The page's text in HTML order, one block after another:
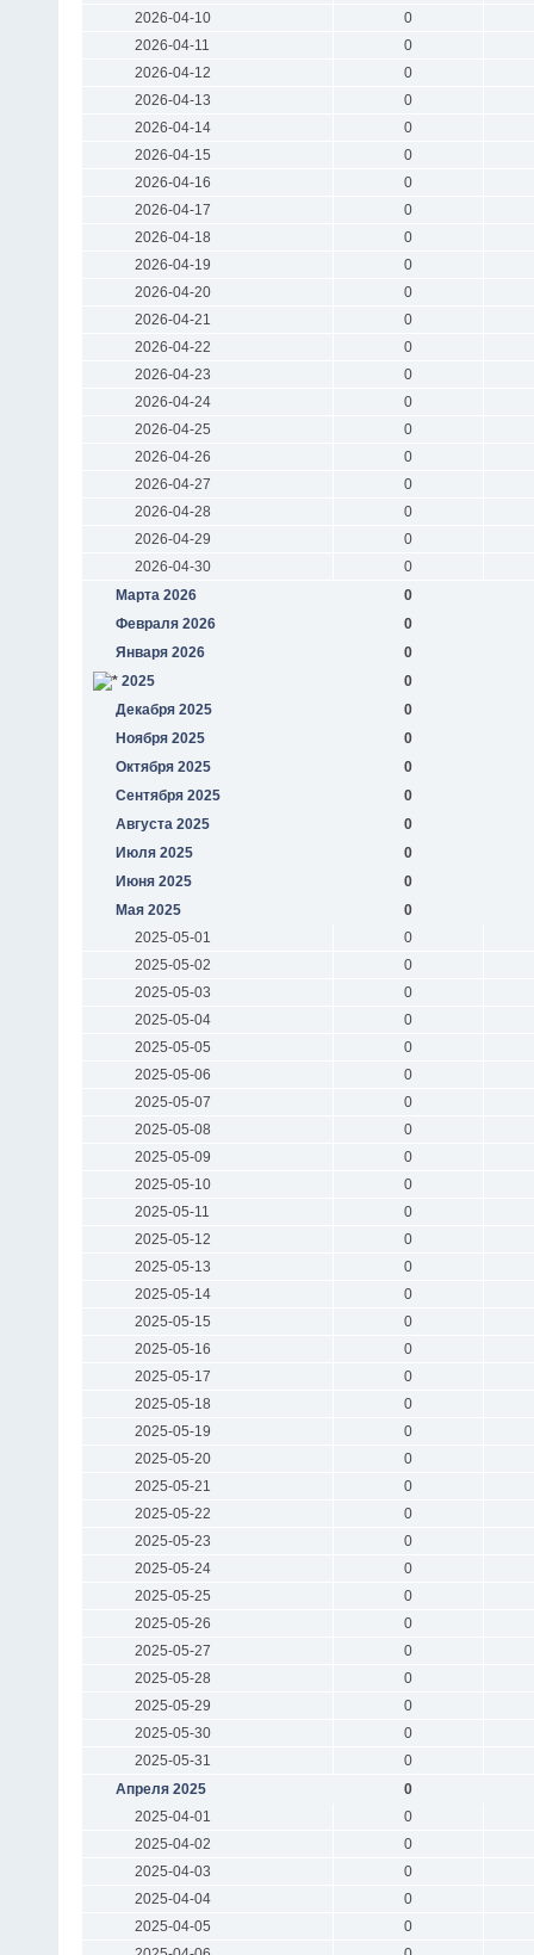
2026-04-10
0
2026-04-11
0
2026-04-12
0
2026-04-13
0
2026-04-14
0
2026-04-15
0
2026-04-16
0
2026-04-17
0
2026-04-18
0
2026-04-19
0
2026-04-20
0
2026-04-21
0
2026-04-22
0
2026-04-23
0
2026-04-24
0
2026-04-25
0
2026-04-26
0
2026-04-27
0
2026-04-28
0
2026-04-29
0
2026-04-30
0
Марта 2026
0
Февраля 2026
0
Января 2026
0
2025
0
Декабря 2025
0
Ноября 2025
0
Октября 2025
0
Сентября 2025
0
Августа 2025
0
Июля 2025
0
Июня 2025
0
Мая 2025
0
2025-05-01
0
2025-05-02
0
2025-05-03
0
2025-05-04
0
2025-05-05
0
2025-05-06
0
2025-05-07
0
2025-05-08
0
2025-05-09
0
2025-05-10
0
2025-05-11
0
2025-05-12
0
2025-05-13
0
2025-05-14
0
2025-05-15
0
2025-05-16
0
2025-05-17
0
2025-05-18
0
2025-05-19
0
2025-05-20
0
2025-05-21
0
2025-05-22
0
2025-05-23
0
2025-05-24
0
2025-05-25
0
2025-05-26
0
2025-05-27
0
2025-05-28
0
2025-05-29
0
2025-05-30
0
2025-05-31
0
Апреля 2025
0
2025-04-01
0
2025-04-02
0
2025-04-03
0
2025-04-04
0
2025-04-05
0